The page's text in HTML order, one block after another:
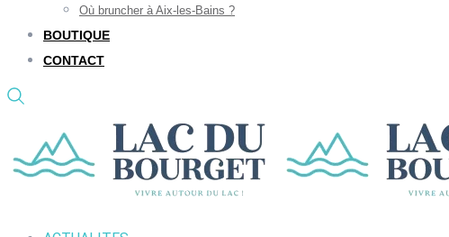
Où bruncher à Aix-les-Bains ?
BOUTIQUE
CONTACT